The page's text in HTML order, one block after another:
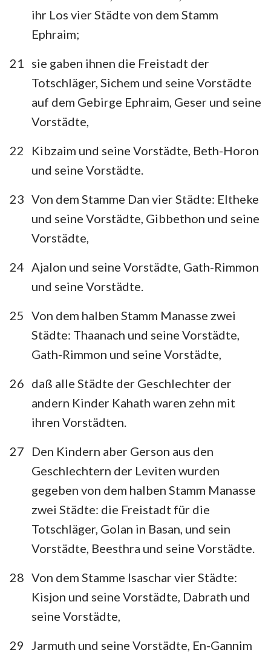
1 2 3 4 5 6
7
8
9
15
17 18 19 20
22
23 24
ihr Los vier Städte von dem Stamm
Ephraim;
21
sie gaben ihnen die Freistadt der
Totschläger, Sichem und seine Vorstädte
auf dem Gebirge Ephraim, Geser und seine
Vorstädte,
22
Kibzaim und seine Vorstädte, Beth-Horon
und seine Vorstädte.
23 Von dem Stamme Dan vier Städte: Eltheke
und seine Vorstädte, Gibbethon und seine
Vorstädte,
24 Ajalon und seine Vorstädte, Gath-Rimmon
und seine Vorstädte.
25 Von dem halben Stamm Manasse zwei
Städte: Thaanach und seine Vorstädte,
Gath-Rimmon und seine Vorstädte,
26 daß alle Städte der Geschlechter der
andern Kinder Kahath waren zehn mit
ihren Vorstädten.
27
Den Kindern aber Gerson aus den
Geschlechtern der Leviten wurden
gegeben von dem halben Stamm Manasse
zwei Städte: die Freistadt für die
Totschläger, Golan in Basan, und sein
Vorstädte, Beesthra und seine Vorstädte.
28 Von dem Stamme Isaschar vier Städte:
Kisjon und seine Vorstädte, Dabrath und
seine Vorstädte,
29
Jarmuth und seine Vorstädte, En-Gannim